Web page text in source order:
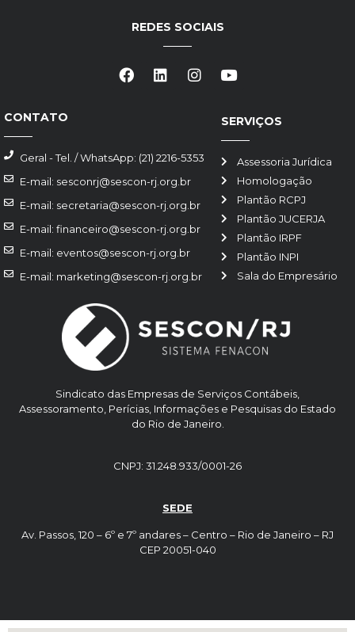
Sindicato das Empresas de Serviços Contábeis,
Assessoramento, Perícias, Informações e Pesquisas do Estado
do Rio de Janeiro.
CNPJ: 31.248.933/0001-26
SEDE
Av. Passos, 120 – 6º e 7º andares – Centro – Rio de Janeiro – RJ
CEP 20051-040
SERVIÇOS
Assessoria Jurídica
Homologação
Plantão RCPJ
Plantão JUCERJA
Plantão IRPF
Plantão INPI
Sala do Empresário
CONTATO
Geral - Tel. / WhatsApp: (21) 2216-5353
E-mail: sesconrj@sescon-rj.org.br
E-mail: secretaria@sescon-rj.org.br
E-mail: financeiro@sescon-rj.org.br
E-mail: eventos@sescon-rj.org.br
E-mail: marketing@sescon-rj.org.br
REDES SOCIAIS